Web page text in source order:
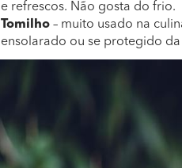
e refrescos. Não gosta do frio.
Tomilho – muito usado na
ensolarado ou se protegido